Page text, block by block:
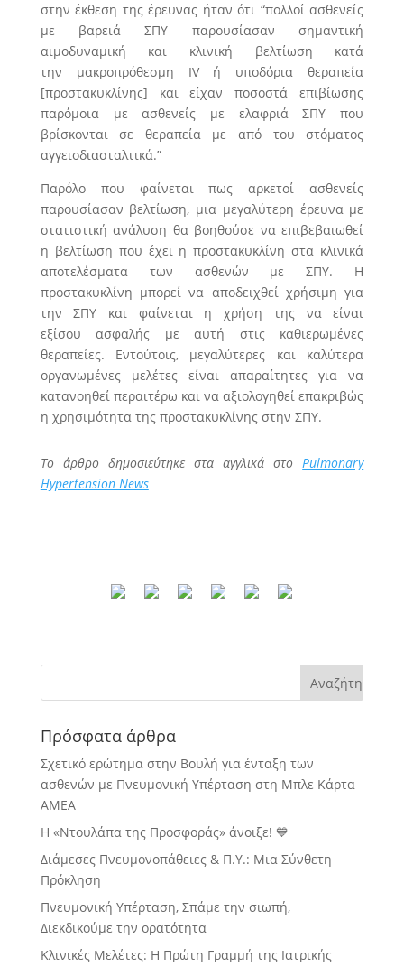
στην έκθεση της έρευνας ήταν ότι “πολλοί ασθενείς
με βαρειά ΣΠΥ παρουσίασαν σημαντική
αιμοδυναμική και κλινική βελτίωση κατά
την μακροπρόθεσμη IV ή υποδόρια θεραπεία
[προστακυκλίνης] και είχαν ποσοστά επιβίωσης
παρόμοια με ασθενείς με ελαφριά ΣΠΥ που
βρίσκονται σε θεραπεία με από του στόματος
αγγειοδιασταλτικά.”
Παρόλο που φαίνεται πως αρκετοί ασθενείς
παρουσίασαν βελτίωση, μια μεγαλύτερη έρευνα με
στατιστική ανάλυση θα βοηθούσε να επιβεβαιωθεί
η βελτίωση που έχει η προστακυκλίνη στα κλινικά
αποτελέσματα των ασθενών με ΣΠΥ. Η
προστακυκλίνη μπορεί να αποδειχθεί χρήσιμη για
την ΣΠΥ και φαίνεται η χρήση της να είναι
εξίσου ασφαλής με αυτή στις καθιερωμένες
θεραπείες. Εντούτοις, μεγαλύτερες και καλύτερα
οργανωμένες μελέτες είναι απαραίτητες για να
κατανοηθεί περαιτέρω και να αξιολογηθεί επακριβώς
η χρησιμότητα της προστακυκλίνης στην ΣΠΥ.
Το άρθρο δημοσιεύτηκε στα αγγλικά στοPulmonary
Hypertension News
Πρόσφατα άρθρα
Σχετικό ερώτημα στην Βουλή για ένταξη των
ασθενών με Πνευμονική Υπέρταση στη Μπλε Κάρτα
ΑΜΕΑ
Η «Ντουλάπα της Προσφοράς» άνοιξε! 💙
Διάμεσες Πνευμονοπάθειες & Π.Υ.: Μια Σύνθετη
Πρόκληση
Πνευμονική Υπέρταση, Σπάμε την σιωπή,
Διεκδικούμε την ορατότητα
Κλινικές Μελέτες: Η Πρώτη Γραμμή της Ιατρικής